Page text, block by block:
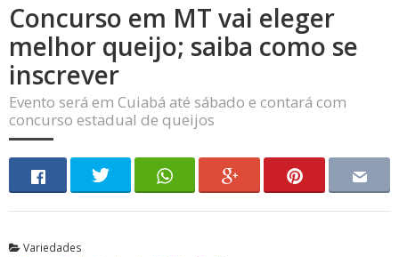
Concurso em MT vai eleger
melhor queijo; saiba como se
inscrever
Evento será em Cuiabá até sábado e contará com
concurso estadual de queijos
Variedades